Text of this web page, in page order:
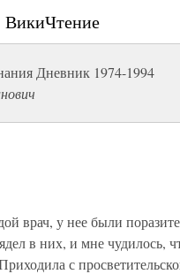
ВикиЧтение
Дневник 1974-1994
врач, у нее были
в них, и мне чудилось,
с